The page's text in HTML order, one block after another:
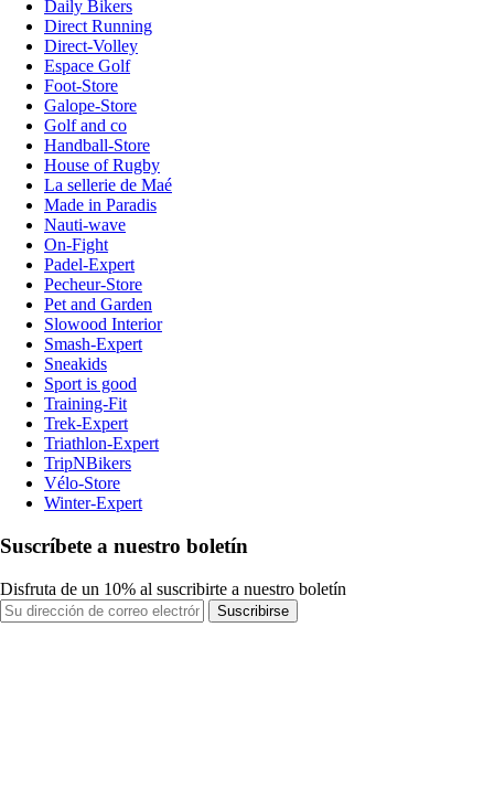
Daily Bikers
Direct Running
Direct-Volley
Espace Golf
Foot-Store
Galope-Store
Golf and co
Handball-Store
House of Rugby
La sellerie de Maé
Made in Paradis
Nauti-wave
On-Fight
Padel-Expert
Pecheur-Store
Pet and Garden
Slowood Interior
Smash-Expert
Sneakids
Sport is good
Training-Fit
Trek-Expert
Triathlon-Expert
TripNBikers
Vélo-Store
Winter-Expert
Suscríbete a nuestro boletín
Disfruta de un 10% al suscribirte a nuestro boletín
Suscribirse